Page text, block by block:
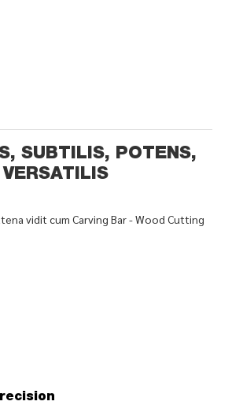
SUBTILIS, POTENS,
VERSATILIS